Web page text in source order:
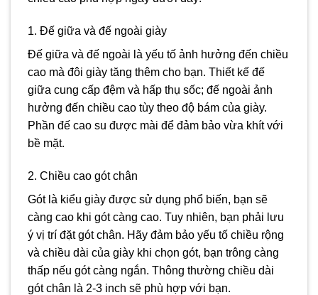
1. Đế giữa và đế ngoài giày
Đế giữa và đế ngoài là yếu tố ảnh hưởng đến chiều
cao mà đôi giày tăng thêm cho bạn. Thiết kế đế
giữa cung cấp đệm và hấp thụ sốc; đế ngoài ảnh
hưởng đến chiều cao tùy theo độ bám của giày.
Phần đế cao su được mài để đảm bảo vừa khít với
bề mặt.
2. Chiều cao gót chân
Gót là kiểu giày được sử dụng phổ biến, bạn sẽ
càng cao khi gót càng cao. Tuy nhiên, bạn phải lưu
ý vị trí đặt gót chân. Hãy đảm bảo yếu tố chiều rộng
và chiều dài của giày khi chọn gót, bạn trông càng
thấp nếu gót càng ngắn. Thông thường chiều dài
gót chân là 2-3 inch sẽ phù hợp với bạn.